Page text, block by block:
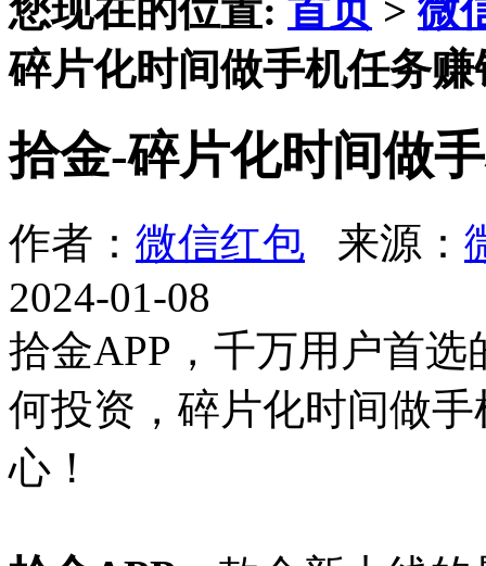
您现在的位置: 首页 >微
碎片化时间做手机任务赚
拾金-碎片化时间做
作者： 微信红包 来源：
2024-01-08
拾金APP，千万用户首
何投资，碎片化时间做
心！